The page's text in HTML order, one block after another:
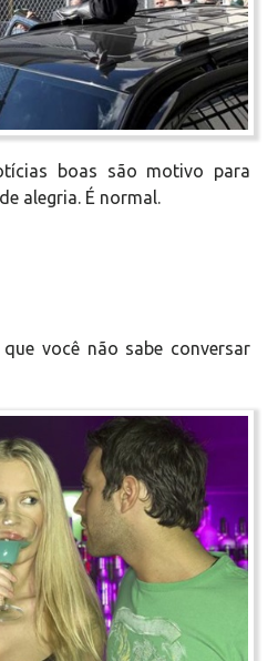
boas são motivo para
alegria. É normal.
você não sabe conversar